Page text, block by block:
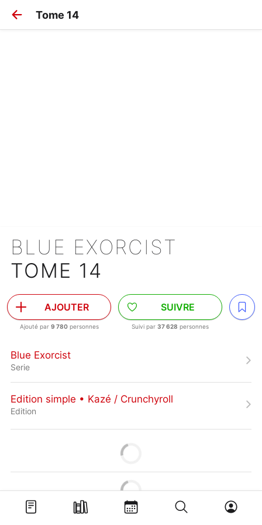
Tome 14
BLUE EXORCIST
TOME 14
AJOUTER
Ajouté par 9 780personnes
SUIVRE
Suivi par 37 628 personnes
Blue Exorcist
Serie
Edition simple • Kazé / Crunchyroll
Edition